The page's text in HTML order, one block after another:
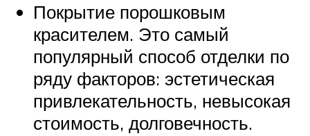
Покрытие порошковым
красителем. Это самый
популярный способ отделки по
ряду факторов: эстетическая
привлекательность, невысокая
стоимость, долговечность.